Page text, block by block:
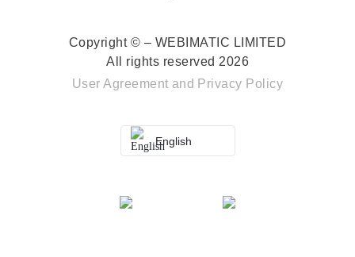
Copyright © – WEBIMATIC LIMITED
All rights reserved 2026
User Agreement and Privacy Policy
English